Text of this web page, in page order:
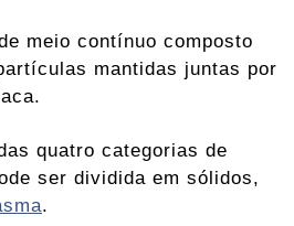
meio contínuo composto
mantidas juntas por
quatro categorias de
ser dividida em sólidos,
.